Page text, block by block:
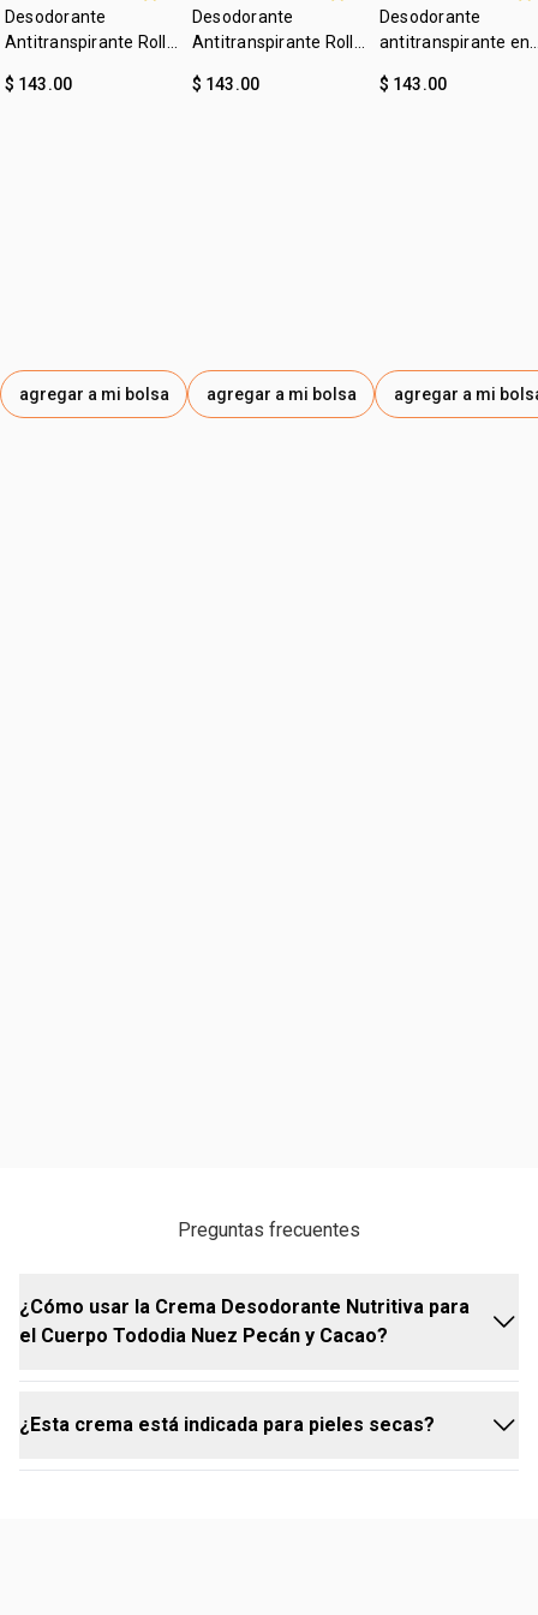
Desodorante
Antitranspirante Roll-
Uniforme
$ 143.00
agregar a mi bolsa
Desodorante
Antitranspirante Roll-
Limón y Menta
$ 143.00
agregar a mi bolsa
Desodorante
antitranspirante en
algodón Tododia
$ 143.00
agregar a mi
Preguntas frecuentes
¿Cómo usar la Crema Desodorante Nutritiva para
el Cuerpo Tododia Nuez Pecán y Cacao?
Aplica la crema en todo el cuerpo, preferentemente
¿Esta crema está indicada para pieles secas?